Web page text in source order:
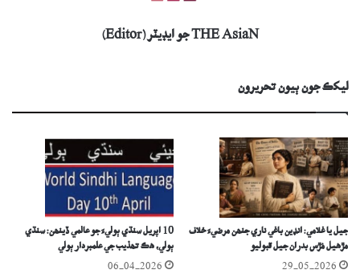
THE AsiaN جو ايڊيٽر (Editor)
ليکڪ جون ٻيون تحريرون
جيل يا غلامي: انڊين باغي ناري جنھن مرضيءَ خلاف
مڙھيل مُڙس بدران جيل قبوليو
29-05-2026
10 اپريل سنڌي ٻوليءَ جو عالمي ڏينھن: سنڌي
ٻولي، ھڪ تھذيب جي علمبردار ٻولي
06-04-2026